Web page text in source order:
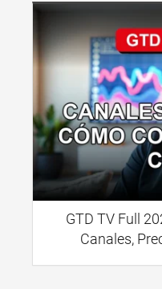
GTD TV Full
Canales,